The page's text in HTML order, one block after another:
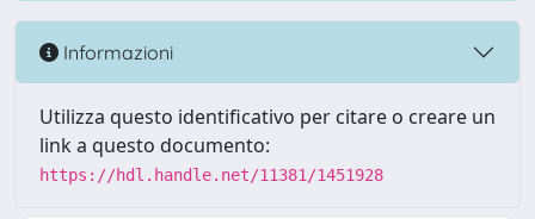
Informazioni
Utilizza questo identificativo per citare o creare un
link a questo documento:
https://hdl.handle.net/11381/1451928